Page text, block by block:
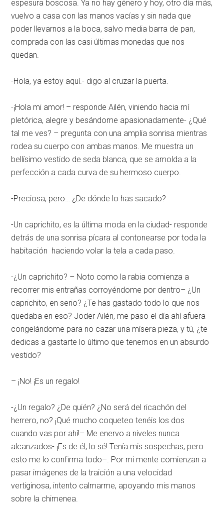
espesura boscosa. Ya no hay género y hoy, otro día más,
vuelvo a casa con las manos vacías y sin nada que
poder llevarnos a la boca, salvo media barra de pan,
comprada con las casi últimas monedas que nos
quedan.
-Hola, ya estoy aquí.- digo al cruzar la puerta.
-¡Hola mi amor! – responde Ailén, viniendo hacia mí
pletórica, alegre y besándome apasionadamente- ¿Qué
tal me ves? – pregunta con una amplia sonrisa mientras
rodea su cuerpo con ambas manos. Me muestra un
bellísimo vestido de seda blanca, que se amolda a la
perfección a cada curva de su hermoso cuerpo.
-Preciosa, pero… ¿De dónde lo has sacado?
-Un caprichito, es la última moda en la ciudad- responde
detrás de una sonrisa pícara al contonearse por toda la
habitación haciendo volar la tela a cada paso.
-¿Un caprichito? – Noto como la rabia comienza a
recorrer mis entrañas corroyéndome por dentro– ¿Un
caprichito, en serio? ¿Te has gastado todo lo que nos
quedaba en eso? Joder Ailén, me paso el día ahí afuera
congelándome para no cazar una mísera pieza, y tú, ¿te
dedicas a gastarte lo último que tenemos en un absurdo
vestido?
– ¡No! ¡Es un regalo!
-¿Un regalo? ¿De quién? ¿No será del ricachón del
herrero, no? ¡Qué mucho coqueteo tenéis los dos
cuando vas por ahí!– Me enervo a niveles nunca
alcanzados- ¡Es de él, lo sé! Tenía mis sospechas; pero
esto me lo confirma todo–. Por mi mente comienzan a
pasar imágenes de la traición a una velocidad
vertiginosa, intento calmarme, apoyando mis manos
sobre la chimenea.